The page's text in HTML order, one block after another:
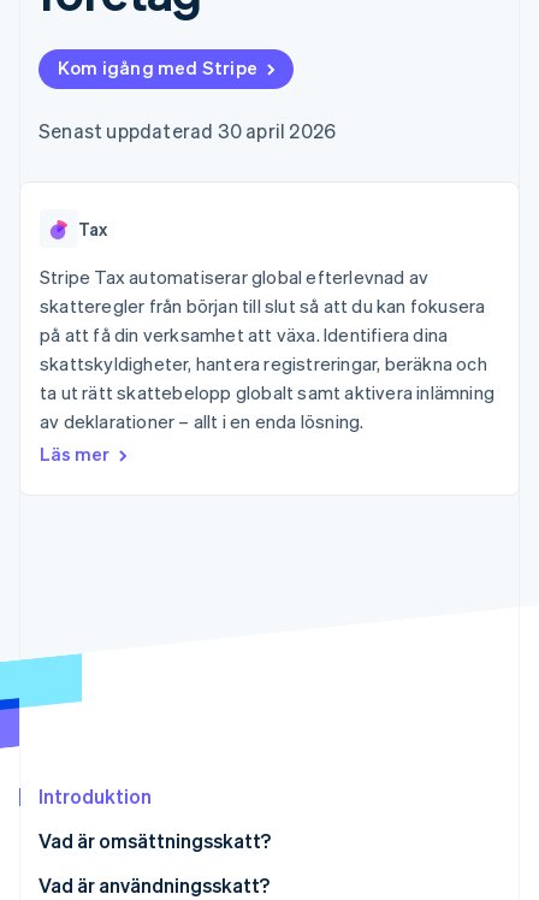
Accelererad kassaprocess
Financial Connections
Länkade finanskontodata
Data Pipeline
Product roadmap
Se vad som kommer härnäst
Radar
Bedrägeribekämpning
Atlas
Bolagsbildning för startups
Climate
Plattformar
Efter bransch
AI-företag
och fritid
Försäkringsbolag
Media och
underhållning
Ideella organisationer
Professionella tjänster
Offentlig sektor
Detaljhandel
Erbjud
fakturering
Utfärda stablecoin-
Tillhandahåll och
hantera tjänster med
Resurser
Appintegrationer
Kodexempel
Utvecklarblogg
API-status
Företag
Produktplan
Sessions årliga
Karriärer
Nyhetsrum
Kontakta säljteamet
Bli partner
Kom igång med Stripe
Senast uppdaterad 30 april 2026
Tax
Stripe Tax automatiserar global efterlevnad av
skatteregler från början till slut så att du kan fokusera
på att få din verksamhet att växa. Identifiera dina
skattskyldigheter, hantera registreringar, beräkna och
ta ut rätt skattebelopp globalt samt aktivera inlämning
av deklarationer – allt i en enda lösning.
Läs mer
Introduktion
Vad är omsättningsskatt?
Vad är användningsskatt?